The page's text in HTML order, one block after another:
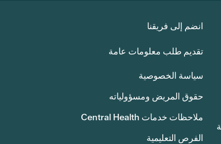
انضم إلى فريقنا
تقديم طلب معلومات عامة
سياسة الخصوصية
حقوق المريض ومسؤولياته
ملاحظات خدمات Central Health
الفرص التعليمية